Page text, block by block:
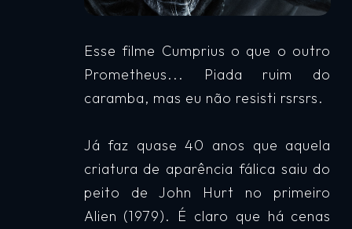
Esse filme Cumprius o que o outro
Prometheus... Piada ruim do
caramba, mas eu não resisti rsrsrs.
Já faz quase 40 anos que aquela
criatura de aparência fálica saiu do
peito de John Hurt no primeiro
Alien (1979). É claro que há cenas